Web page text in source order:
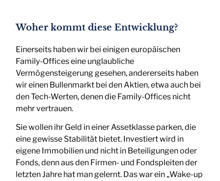
Woher kommt diese Entwicklung?
Einerseits haben wir bei einigen europäischen
Family-Offices eine unglaubliche
Vermögensteigerung gesehen, andererseits haben
wir einen Bullenmarkt bei den Aktien, etwa auch bei
den Tech-Werten, denen die Family-Offices nicht
mehr vertrauen.
Sie wollen ihr Geld in einer Assetklasse parken, die
eine gewisse Stabilität bietet. Investiert wird in
eigene Immobilien und nicht in Beteiligungen oder
Fonds, denn aus den Firmen- und Fondspleiten der
letzten Jahre hat man gelernt. Das war ein „Wake-up